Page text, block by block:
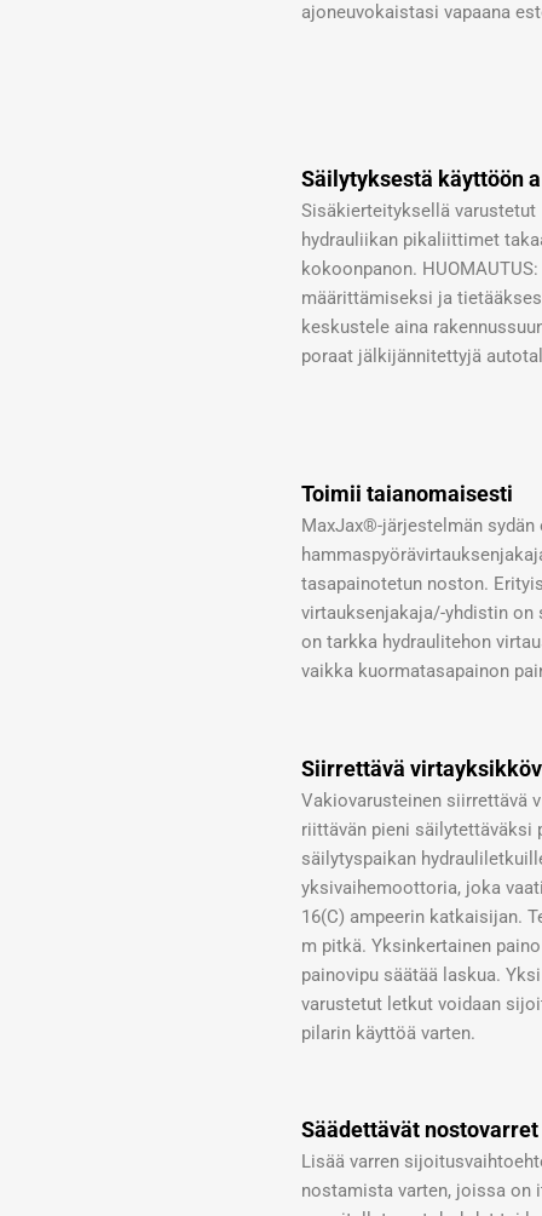
ajoneuvokaistasi vapaana
Säilytyksestä käyttöön
Sisäkierteityksellä
hydrauliikan pikaliittimet
kokoonpanon.
määrittämiseksi ja
keskustele aina
poraat jälkijännitettyjä
Toimii taianomaisesti
MaxJax®-järjestelmän sydän
tasapainotetun noston.
virtauksenjakaja/-yhdistin
on tarkka hydraulitehon
vaikka kuormatasapainon
Siirrettävä
Vakiovarusteinen siirrettävä
riittävän pieni säilytettäväksi
säilytyspaikan
yksivaihemoottoria, joka
16(C) ampeerin katkaisijan.
m pitkä. Yksinkertainen
painovipu säätää laskua.
varustetut letkut voidaan
pilarin käyttöä varten.
Säädettävät
Lisää varren
nostamista varten, joissa on